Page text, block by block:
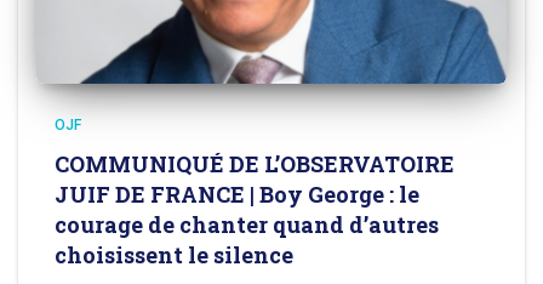
OJF
COMMUNIQUÉ DE L’OBSERVATOIRE
JUIF DE FRANCE | Boy George : le
courage de chanter quand d’autres
choisissent le silence